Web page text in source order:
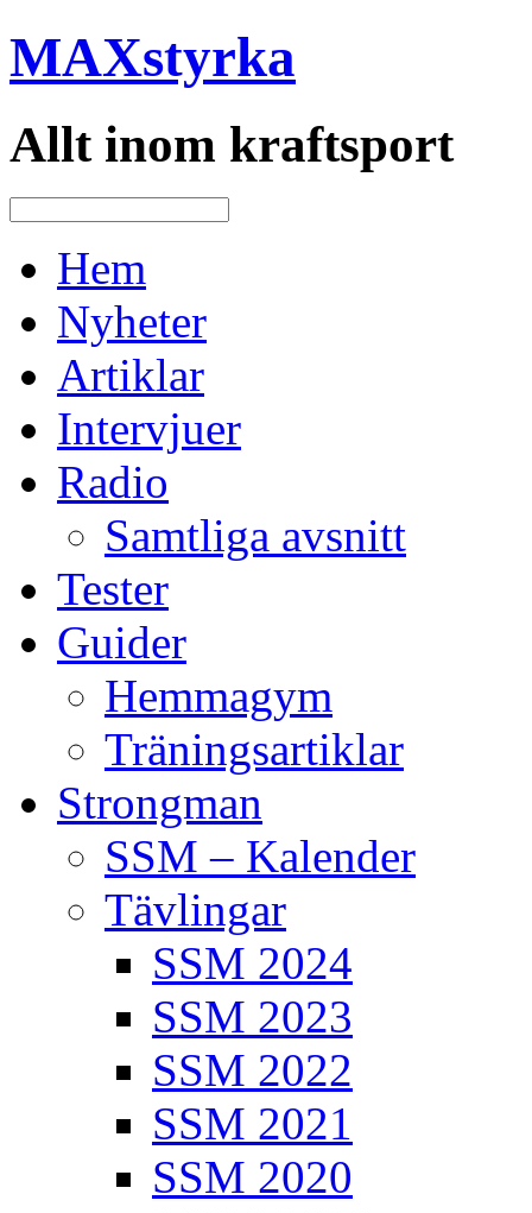
MAXstyrka
Allt inom kraftsport
Hem
Nyheter
Artiklar
Intervjuer
Radio
Samtliga avsnitt
Tester
Guider
Hemmagym
Träningsartiklar
Strongman
SSM – Kalender
Tävlingar
SSM 2024
SSM 2023
SSM 2022
SSM 2021
SSM 2020